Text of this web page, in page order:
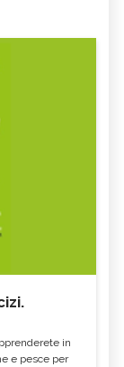
ETICI DI
in
e pesce per